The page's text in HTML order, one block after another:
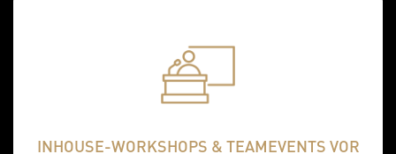
INHOUSE-WORKSHOPS & TEAMEVENTS VOR